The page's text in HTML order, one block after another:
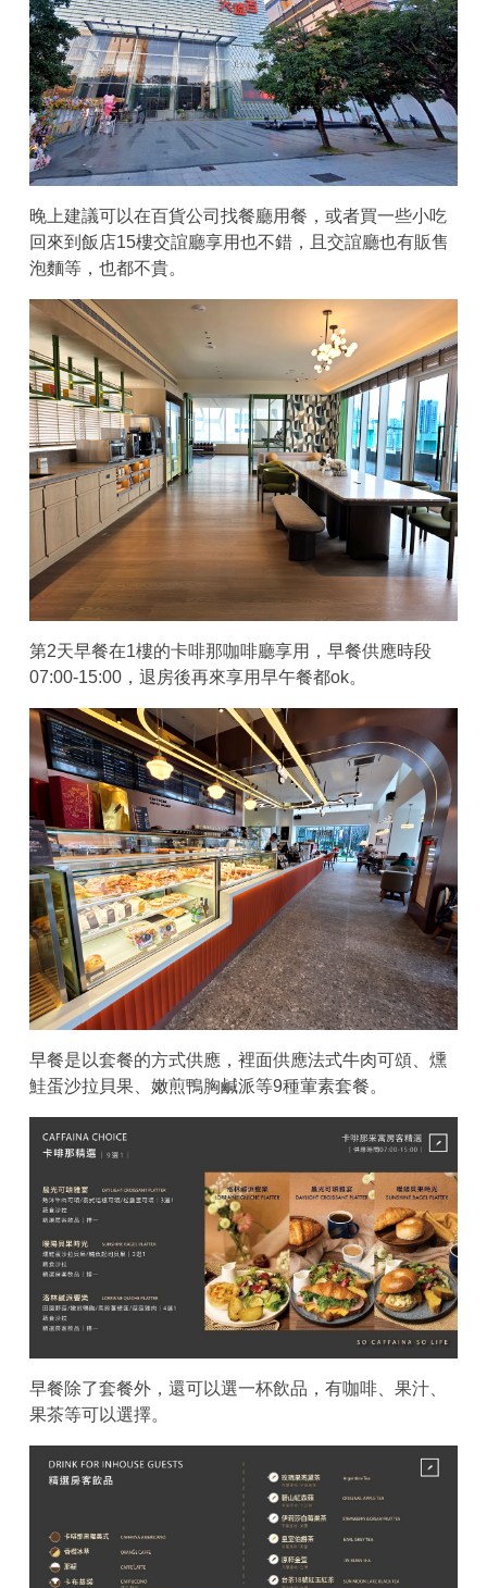
晚上建議可以在百貨公司找餐廳用餐，或者買一些小吃
回來到飯店15樓交誼廳享用也不錯，且交誼廳也有販售
泡麵等，也都不貴。
第2天早餐在1樓的卡啡那咖啡廳享用，早餐供應時段
07:00-15:00，退房後再來享用早午餐都ok。
早餐是以套餐的方式供應，裡面供應法式牛肉可頌、燻
鮭蛋沙拉貝果、嫩煎鴨胸鹹派等9種葷素套餐。
早餐除了套餐外，還可以選一杯飲品，有咖啡、果汁、
果茶等可以選擇。